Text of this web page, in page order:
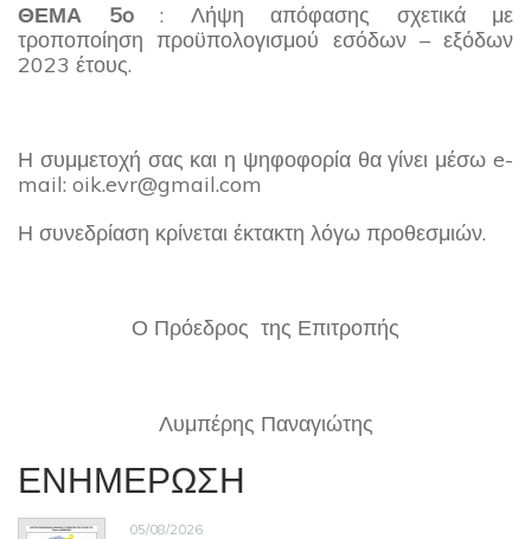
ΘΕΜΑ 5o: Λήψη απόφασης σχετικά με
τροποποίηση προϋπολογισμού εσόδων – εξόδων
2023 έτους.
Η συμμετοχή σας και η ψηφοφορία θα γίνει μέσω e-
mail: oik.evr@gmail.com
Η συνεδρίαση κρίνεται έκτακτη λόγω προθεσμιών.
Ο Πρόεδρος της Επιτροπής
Λυμπέρης Παναγιώτης
ΕΝΗΜΕΡΩΣΗ
05/08/2026